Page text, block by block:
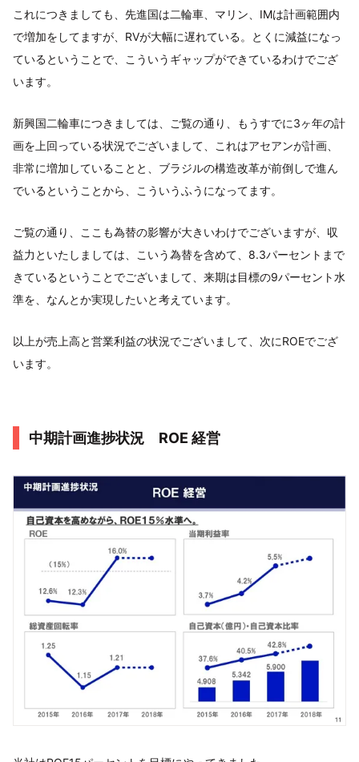
これにつきましても、先進国は二輪車、マリン、IMは計画範囲内
で増加をしてますが、RVが大幅に遅れている。とくに減益になっ
ているということで、こういうギャップができているわけでござ
います。
新興国二輪車につきましては、ご覧の通り、もうすでに3ヶ年の計
画を上回っている状況でございまして、これはアセアンが計画、
非常に増加していることと、ブラジルの構造改革が前倒しで進ん
でいるということから、こういうふうになってます。
ご覧の通り、ここも為替の影響が大きいわけでございますが、収
益力といたしましては、こいう為替を含めて、8.3パーセントまで
きているということでございまして、来期は目標の9パーセント水
準を、なんとか実現したいと考えています。
以上が売上高と営業利益の状況でございまして、次にROEでござ
います。
中期計画進捗状況 ROE 経営